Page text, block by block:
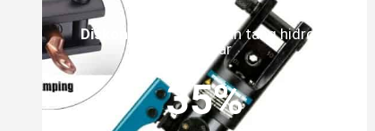
Diskon untuk pembelian tang hidrolik
sebesar
35%